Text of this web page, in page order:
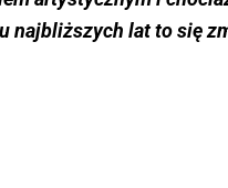
najbliższych lat to się